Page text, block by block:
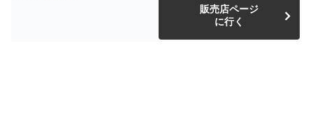
販売店ページ
に行く